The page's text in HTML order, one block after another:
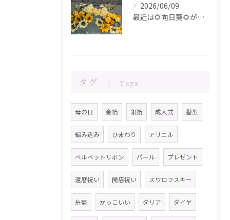
2026/06/09
最近は🌻向日葵🌻が人気です！在庫が少なくなってきました！お問...
タグ Tags
母の日 金箔 銀箔 成人式 髪型
編み込み ひまわり アリエル
ベルベットリボン パール プレゼント
還暦祝い 開店祝い スワロフスキー
糸菊 かっこいい ダリア ダイヤ